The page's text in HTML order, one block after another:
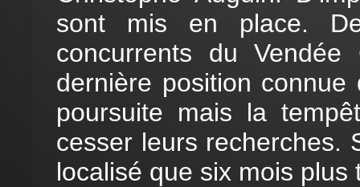
sont mis en place.
concurrents du
dernière position
poursuite mais la
cesser leurs recherches.
localisé que six mois